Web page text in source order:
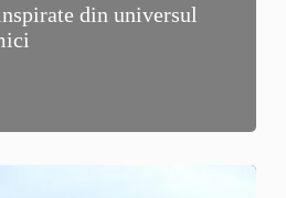
din universul